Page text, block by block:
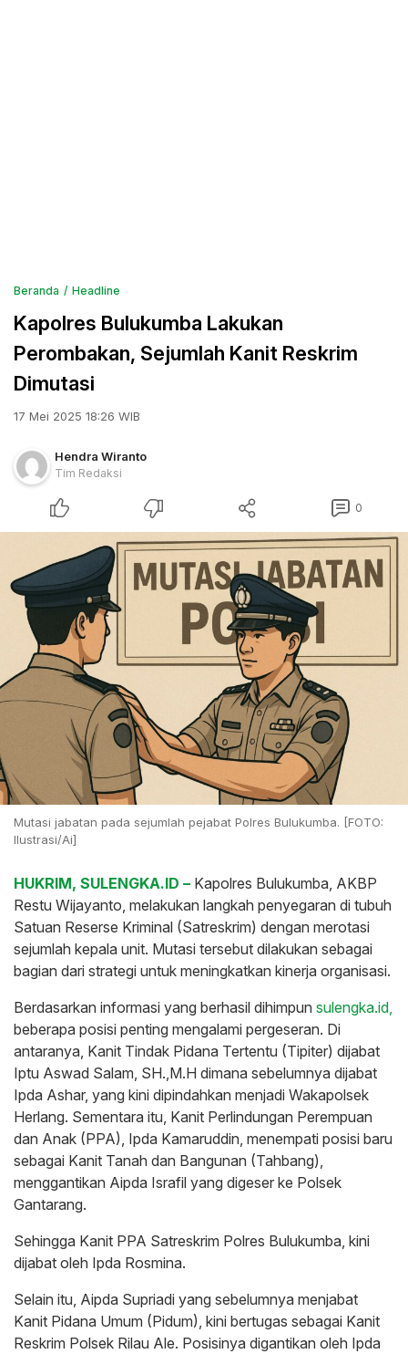
Beranda Headline
Kapolres Bulukumba Lakukan
Perombakan, Sejumlah Kanit Reskrim
Dimutasi
17 Mei 2025 18:26 WIB
Hendra Wiranto
Tim Redaksi
0
Mutasi jabatan pada sejumlah pejabat Polres Bulukumba. [FOTO:
Ilustrasi/Ai]
HUKRIM, SULENGKA.ID – Kapolres Bulukumba, AKBP
Restu Wijayanto, melakukan langkah penyegaran di tubuh
Satuan Reserse Kriminal (Satreskrim) dengan merotasi
sejumlah kepala unit. Mutasi tersebut dilakukan sebagai
bagian dari strategi untuk meningkatkan kinerja organisasi.
Berdasarkan informasi yang berhasil dihimpun sulengka.id,
beberapa posisi penting mengalami pergeseran. Di
antaranya, Kanit Tindak Pidana Tertentu (Tipiter) dijabat
Iptu Aswad Salam, SH.,M.H dimana sebelumnya dijabat
Ipda Ashar, yang kini dipindahkan menjadi Wakapolsek
Herlang. Sementara itu, Kanit Perlindungan Perempuan
dan Anak (PPA), Ipda Kamaruddin, menempati posisi baru
sebagai Kanit Tanah dan Bangunan (Tahbang),
menggantikan Aipda Israfil yang digeser ke Polsek
Gantarang.
Sehingga Kanit PPA Satreskrim Polres Bulukumba, kini
dijabat oleh Ipda Rosmina.
Selain itu, Aipda Supriadi yang sebelumnya menjabat
Kanit Pidana Umum (Pidum), kini bertugas sebagai Kanit
Reskrim Polsek Rilau Ale. Posisinya digantikan oleh Ipda